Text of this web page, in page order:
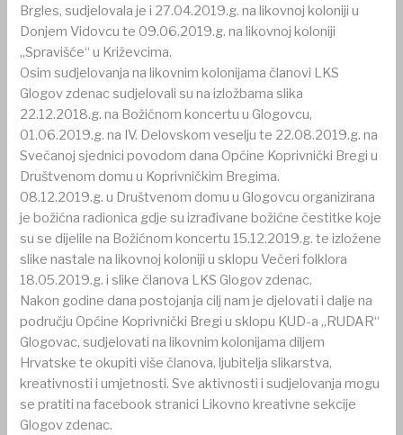
Brgles, sudjelovala je i 27.04.2019.g. na likovnoj koloniji u
Donjem Vidovcu te 09.06.2019.g. na likovnoj koloniji
„Spravišće“ u Križevcima.
Osim sudjelovanja na likovnim kolonijama članovi LKS
Glogov zdenac sudjelovali su na izložbama slika
22.12.2018.g. na Božićnom koncertu u Glogovcu,
01.06.2019.g. na IV. Delovskom veselju te 22.08.2019.g. na
Svečanoj sjednici povodom dana Općine Koprivnički Bregi u
Društvenom domu u Koprivničkim Bregima.
08.12.2019.g. u Društvenom domu u Glogovcu organizirana
je božićna radionica gdje su izrađivane božićne čestitke koje
su se dijelile na Božićnom koncertu 15.12.2019.g. te izložene
slike nastale na likovnoj koloniji u sklopu Večeri folklora
18.05.2019.g. i slike članova LKS Glogov zdenac.
Nakon godine dana postojanja cilj nam je djelovati i dalje na
području Općine Koprivnički Bregi u sklopu KUD-a „RUDAR“
Glogovac, sudjelovati na likovnim kolonijama diljem
Hrvatske te okupiti više članova, ljubitelja slikarstva,
kreativnosti i umjetnosti. Sve aktivnosti i sudjelovanja mogu
se pratiti na facebook stranici Likovno kreativne sekcije
Glogov zdenac.